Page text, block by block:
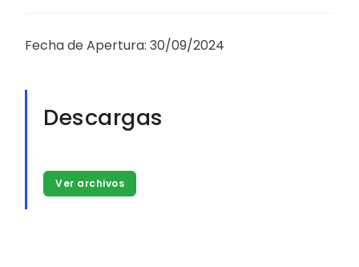
Fecha de Apertura: 30/09/2024
Descargas
Ver archivos